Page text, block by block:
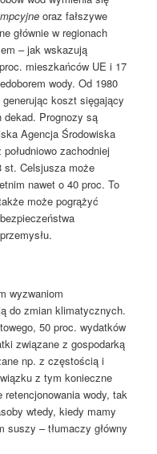
oraz fałszywe
głównie w regionach
– jak wskazują
mieszkańców UE i 17
wody. Od 1980
koszt sięgający
dekad. Prognozy są
Agencja Środowiska
zachodniej
st. Celsjusza może
nawet o 40 proc. To
może pogrążyć
wyzwaniom
do zmian klimatycznych.
50 proc. wydatków
związane z gospodarką
np. z częstością i
z tym konieczne
wody, tak
wtedy, kiedy mamy
suszy – tłumaczy główny